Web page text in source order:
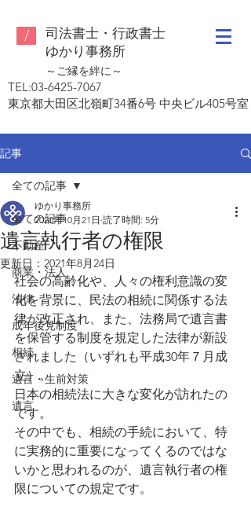
/
司法書士・行政書士
ゆかり事務所
～ご縁を絆に～
TEL:03-6425-7067
東京都大田区北嶺町34番6号 中央ビル405号室
記事
全ての記事
不動産
商業・法人
法律
成年後見制度
相続
遺言・生前対策
遺言
全ての記事
遺言執行者の権限
ゆかり事務所
2020年10月21日 読了時間: 5分
更新日： 2021年8月24日
社会の高齢化や、人々の権利意識の変
化を背景に、民法の相続に関係する法
律が改正され、また、法務局で遺言書
を保管する制度を規定した法律が新設
されました（いずれも平成30年７月成
立）。
日本の相続法に大きな変化が訪れたの
です。
その中でも、相続の手続において、特
に実務的に重要になってくるのではな
いかと思われるのが、遺言執行者の権
限についての規定です。